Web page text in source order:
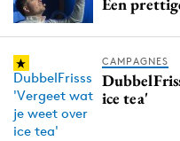
Programmatic
Purpose Marketing
Reputatie & crisisCAMPAGNES
ice tea'